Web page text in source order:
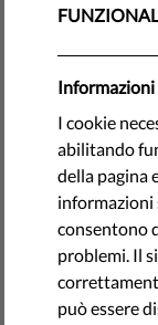
Comunicato
febbraio 16,
Informazioni
I cookie
abilitando
della pagina
informazioni
consentono
problemi. Il
può essere